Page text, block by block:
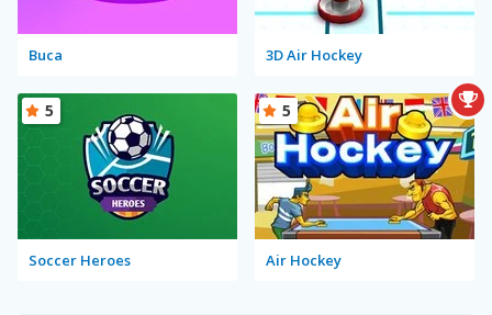
Buca 3D Air Hockey
Soccer Heroes
5
Air Hockey
5